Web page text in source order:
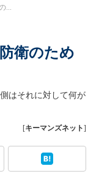
...
衛のため
はそれに対して何が
[キーマンズネット]